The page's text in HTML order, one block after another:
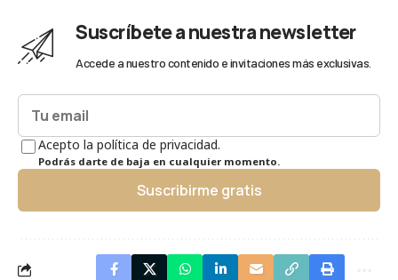
Suscríbete a nuestra newsletter
Accede a nuestro contenido e invitaciones más exclusivas.
Acepto la política de privacidad.
Podrás darte de baja en cualquier momento.
Suscribirme gratis